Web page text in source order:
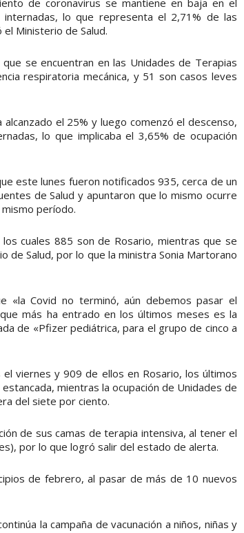
lo que representa el 2,71% de las
Ministerio de Salud.
se encuentran en las Unidades de Terapias
respiratoria mecánica, y 51 son casos leves
el 25% y luego comenzó el descenso,
lo que implicaba el 3,65% de ocupación
este lunes fueron notificados 935, cerca de un
de Salud y apuntaron que lo mismo ocurre
período.
cuales 885 son de Rosario, mientras que se
Salud, por lo que la ministra Sonia Martorano
«la Covid no terminó, aún debemos pasar el
más ha entrado en los últimos meses es la
de «Pfizer pediátrica, para el grupo de cinco a
viernes y 909 de ellos en Rosario, los últimos
mientras la ocupación de Unidades de
del siete por ciento.
de sus camas de terapia intensiva, al tener el
por lo que logró salir del estado de alerta.
de febrero, al pasar de más de 10 nuevos
la campaña de vacunación a niños, niñas y